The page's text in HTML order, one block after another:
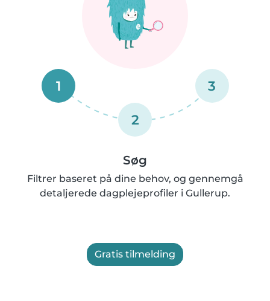
1
2
3
Søg
Filtrer baseret på dine behov, og gennemgå
detaljerede dagplejeprofiler i Gullerup.
Gratis tilmelding